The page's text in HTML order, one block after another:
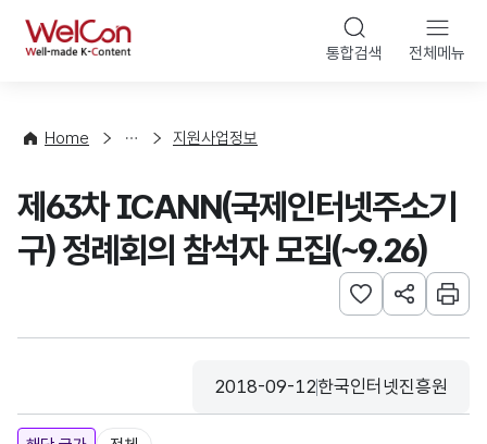
WelCon 통합검색 전체메뉴
Home
사
청
지원사업정보
제63차 ICANN(국제인터넷주소기
구) 정례회의 참석자 모집(~9.26)
관심사 등록하기
URL 공유하
인쇄
등록일
2018-09-12
수집기관
한국인터넷진흥원